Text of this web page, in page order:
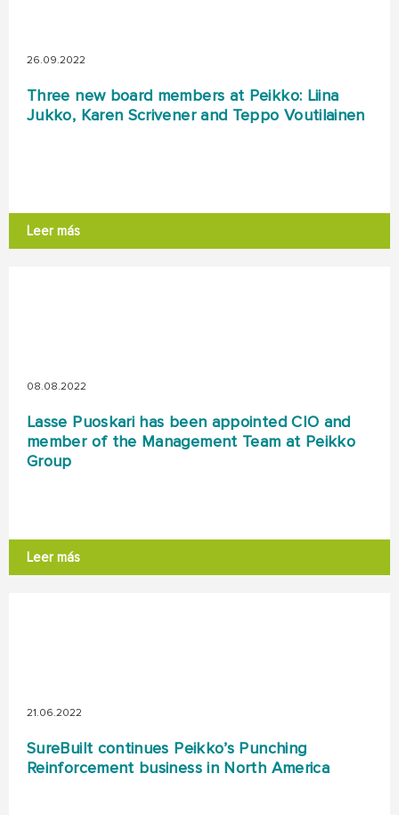
26.09.2022
Three new board members at Peikko: Liina
Jukko, Karen Scrivener and Teppo Voutilainen
Leer más
08.08.2022
Lasse Puoskari has been appointed CIO and
member of the Management Team at Peikko
Group
Leer más
21.06.2022
SureBuilt continues Peikko’s Punching
Reinforcement business in North America